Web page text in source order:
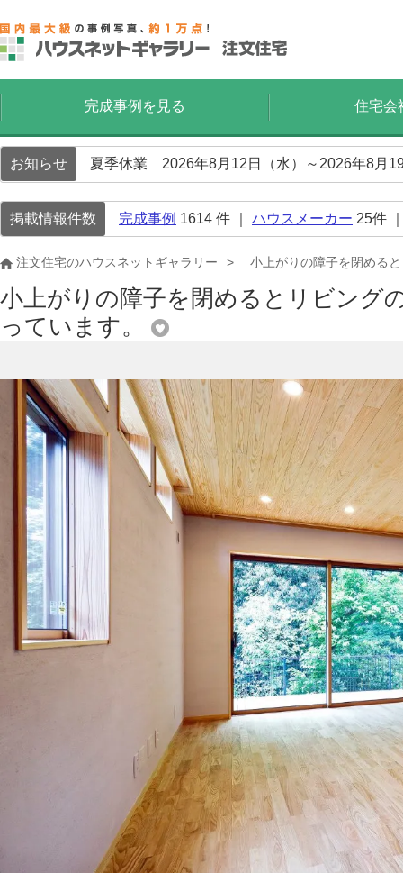
完成事例を見る 住宅会
お知らせ 夏季休業 2026年8月12日（水）～2026年8月
掲載情報件数 完成事例 1614 件 ｜ ハウスメーカー 25件
注文住宅のハウスネットギャラリー 小上がりの障子を閉める
小上がりの障子を閉めるとリビング
っています。